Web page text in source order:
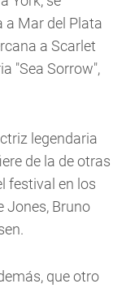
a Mar del Plata
a Scarlet
"Sea Sorrow",
legendaria
de la de otras
festival en los
Jones, Bruno
que otro